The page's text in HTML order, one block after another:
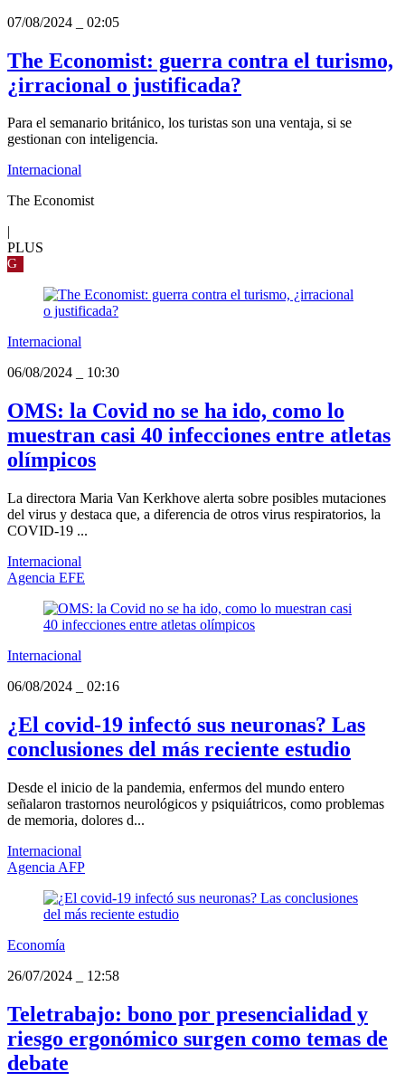
07/08/2024
02:05
The Economist: guerra contra el turismo,
¿irracional o justificada?
Para el semanario británico, los turistas son una ventaja, si se
gestionan con inteligencia.
Internacional
The Economist
PLUS
G
Internacional
06/08/2024
10:30
OMS: la Covid no se ha ido, como lo
muestran casi 40 infecciones entre atletas
olímpicos
La directora Maria Van Kerkhove alerta sobre posibles mutaciones
del virus y destaca que, a diferencia de otros virus respiratorios, la
COVID-19 ...
Internacional
Agencia EFE
Internacional
06/08/2024
02:16
¿El covid-19 infectó sus neuronas? Las
conclusiones del más reciente estudio
Desde el inicio de la pandemia, enfermos del mundo entero
señalaron trastornos neurológicos y psiquiátricos, como problemas
de memoria, dolores d...
Internacional
Agencia AFP
Economía
26/07/2024
12:58
Teletrabajo: bono por presencialidad y
riesgo ergonómico surgen como temas de
debate